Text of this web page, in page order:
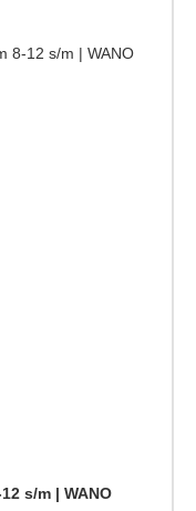
s/m | WANO